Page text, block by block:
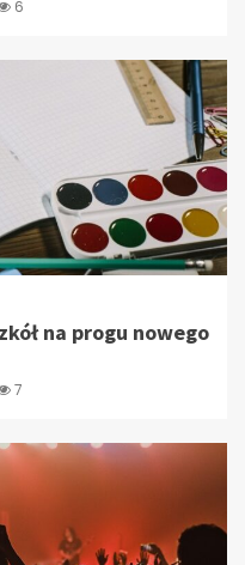
6
na progu nowego
7